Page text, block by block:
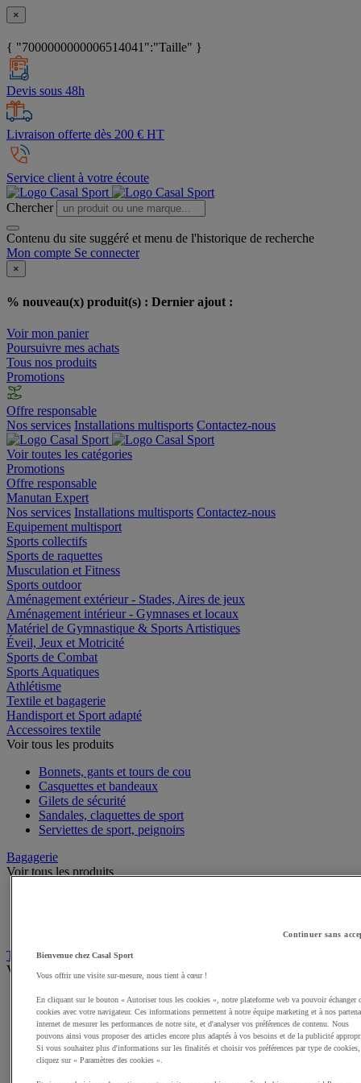
×
{ "7000000000006514041":"Taille" }
Devis sous 48h
Livraison offerte dès 200 € HT
Service client à votre écoute
Chercher
Contenu du site suggéré et menu de l'historique de recherche
Mon compte Se connecter
×
% nouveau(x) produit(s) : Dernier ajout :
Voir mon panier
Poursuivre mes achats
Tous nos produits
Promotions
Offre responsable
Nos services Installations multisports Contactez-nous
Voir toutes les catégories
Promotions
Offre responsable
Manutan Expert
Nos services Installations multisports Contactez-nous
Equipement multisport
Sports collectifs
Sports de raquettes
Musculation et Fitness
Sports outdoor
Aménagement extérieur - Stades, Aires de jeux
Aménagement intérieur - Gymnases et locaux
Matériel de Gymnastique & Sports Artistiques
Éveil, Jeux et Motricité
Sports de Combat
Sports Aquatiques
Athlétisme
Textile et bagagerie
Handisport et Sport adapté
Accessoires textile
Voir tous les produits
Bonnets, gants et tours de cou
Casquettes et bandeaux
Gilets de sécurité
Sandales, claquettes de sport
Serviettes de sport, peignoirs
Bagagerie
Voir tous les produits
Textile Multisport
Voir tous les produits
Sous-vêtements sport
Shorts de sport
Survêtements
Premieres couches, sous-maillots
Débardeurs de sport
Continuer sans
Bienvenue chez Casal Sport
Vous offrir une visite sur-mesure, nous tient à cœur !
En cliquant sur le bouton « Autoriser tous les cookies », notre plateforme web va pouvoir échanger
cookies avec votre navigateur. Ces informations permettent à notre équipe marketing et à nos
internet de mesurer les performances de notre site, et d'analyser vos préférences de contenu. Nous
pouvons ainsi vous proposer des articles encore plus adaptés à vos besoins et de la publicité
Si vous souhaitez plus d'informations sur les finalités et choisir vos préférences par type de cookies,
cliquez sur « Paramètres des cookies ».